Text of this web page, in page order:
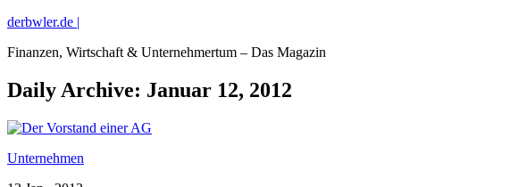
derbwler.de |
Finanzen, Wirtschaft & Unternehmertum – Das Magazin
Daily Archive: Januar 12, 2012
Unternehmen